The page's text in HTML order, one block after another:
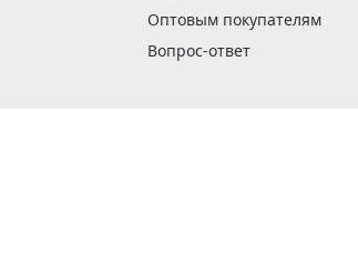
Оптовым покупателям
Вопрос-ответ